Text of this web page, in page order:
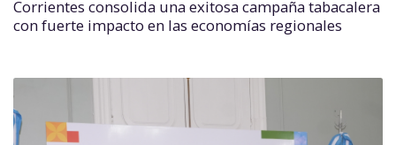
Corrientes consolida una exitosa campaña tabacalera
con fuerte impacto en las economías regionales